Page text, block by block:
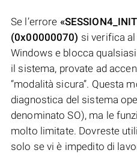
Se l’errore
(0x00000070) si verifica
Windows e blocca
il sistema, provate ad
“modalità sicura”. Questa
diagnostica del sistema
denominato SO), ma le
molto limitate. Dovreste
solo se vi è impedito di